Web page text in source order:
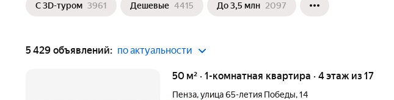
С 3D-туром 3961 Дешевые 4415 До 3,5 млн 2097
5 429 объявлений: по актуальности
50 м² · 1-комнатная квартира · 4 этаж из 17
Пенза,улица 65-летия Победы,14